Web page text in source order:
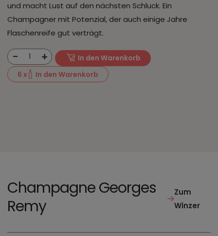
und macht Lust auf den nächsten Schluck. Ein
Champagner mit Potenzial, der auch einige Jahre
Flaschenreife gut verträgt.
- 1 +
In den Warenkorb
6 x In den Warenkorb
Champagne Georges
Remy
Zum
Winzer